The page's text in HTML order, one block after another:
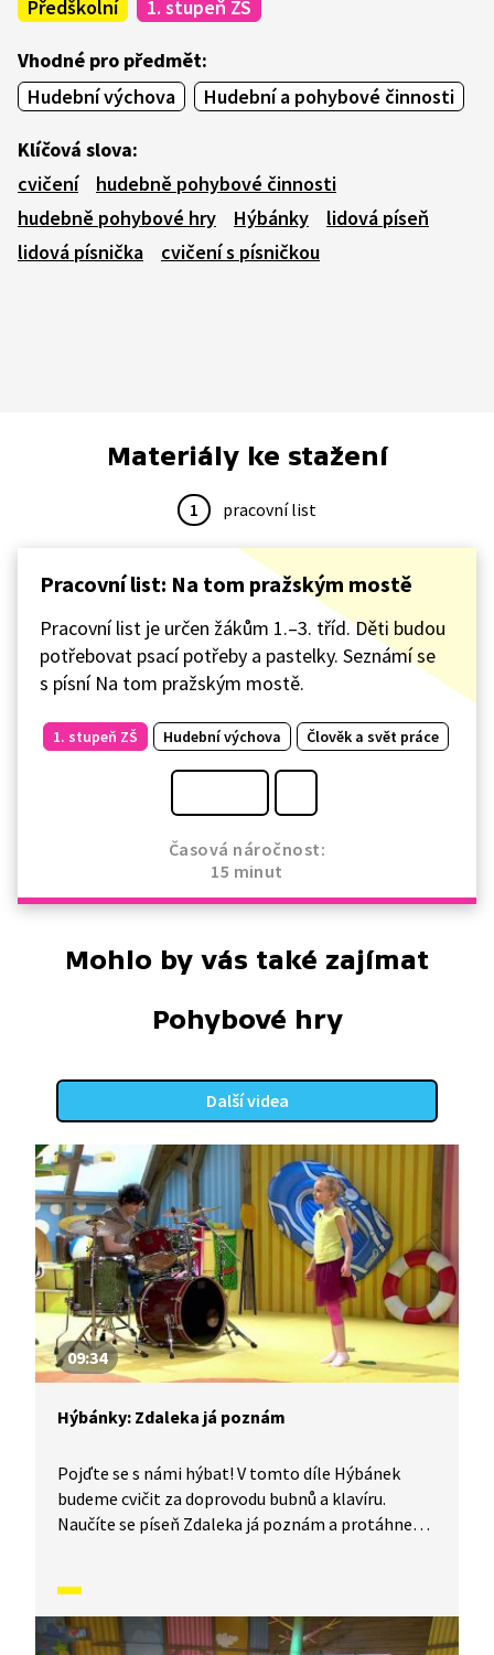
Předškolní
1. stupeň ZŠ
Vhodné pro předmět:
Hudební výchova
Hudební a pohybové činnosti
Klíčová slova:
cvičení
hudebně pohybové činnosti
hudebně pohybové hry
Hýbánky
lidová píseň
lidová písnička
cvičení s písničkou
Materiály ke stažení
1 pracovní list
Pracovní list: Na tom pražským mostě
Pracovní list je určen žákům 1.–3. tříd. Děti budou
potřebovat psací potřeby a pastelky. Seznámí se
s písní Na tom pražským mostě.
1. stupeň ZŠ Hudební výchova Člověk a svět práce
Časová náročnost:
15 minut
Mohlo by vás také zajímat
Pohybové hry
Další videa
09:34
Hýbánky: Zdaleka já poznám
Pojďte se s námi hýbat! V tomto díle Hýbánek
budeme cvičit za doprovodu bubnů a klavíru.
Naučíte se píseň Zdaleka já poznám a protáhnete